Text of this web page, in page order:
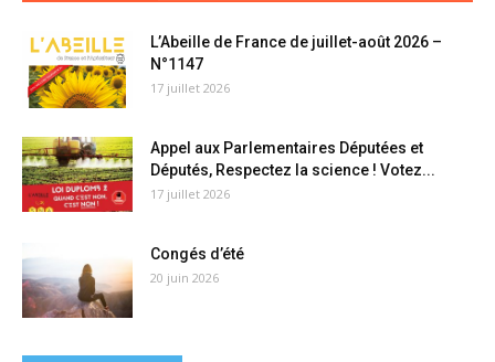
L’Abeille de France de juillet-août 2026 –
N°1147
17 juillet 2026
Appel aux Parlementaires Députées et
Députés, Respectez la science ! Votez...
17 juillet 2026
Congés d’été
20 juin 2026